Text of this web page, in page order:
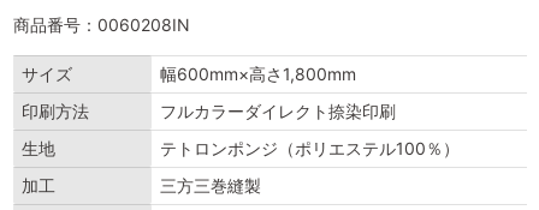
商品番号：0060208IN
サイズ
幅600mm×高さ1,800mm
印刷方法
フルカラーダイレクト捺染印刷
生地
テトロンポンジ（ポリエステル100％）
加工
三方三巻縫製